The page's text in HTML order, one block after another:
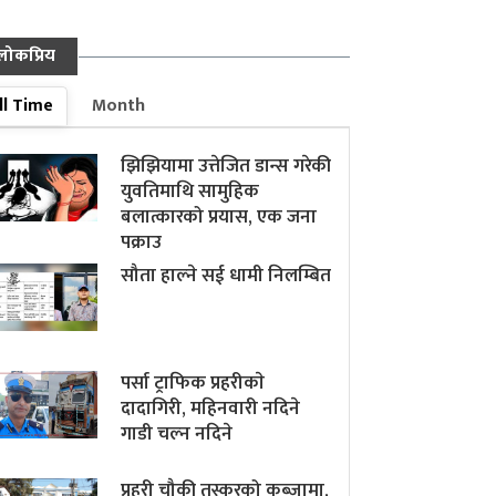
Time
Month
झिझियामा उत्तेजित डान्स गरेकी
युवतिमाथि सामुहिक
बलात्कारको प्रयास, एक जना
पक्राउ
सौता हाल्ने सई धामी निलम्बित
पर्सा ट्राफिक प्रहरीकाे
दादागिरी, महिनवारी नदिने
गाडी चल्न नदिने